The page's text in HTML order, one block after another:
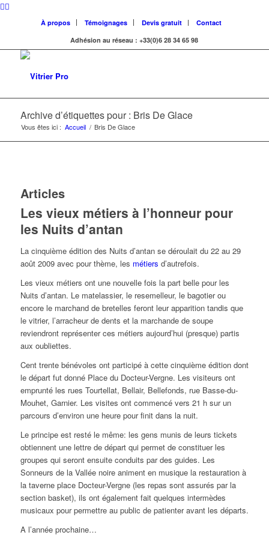
À propos Témoignages Devis gratuit
Contact
Adhésion au réseau : +33(0)6 28 34 65 98
Archive d’étiquettes pour : Bris De Glace
Vous êtes ici : Accueil / Bris De Glace
Articles
Les vieux métiers à l’honneur pour
les Nuits d’antan
La cinquième édition des Nuits d’antan se déroulait du 22 au 29
août 2009 avec pour thème, les métiers d’autrefois.
Les vieux métiers ont une nouvelle fois la part belle pour les
Nuits d’antan. Le matelassier, le resemelleur, le bagotier ou
encore le marchand de bretelles feront leur apparition tandis que
le vitrier, l’arracheur de dents et la marchande de soupe
reviendront représenter ces métiers aujourd’hui (presque) partis
aux oubliettes.
Cent trente bénévoles ont participé à cette cinquième édition dont
le départ fut donné Place du Docteur-Vergne. Les visiteurs ont
emprunté les rues Tourtellat, Bellair, Bellefonds, rue Basse-du-
Mouhet, Garnier. Les visites ont commencé vers 21 h sur un
parcours d’environ une heure pour finit dans la nuit.
Le principe est resté le même: les gens munis de leurs tickets
obtiennent une lettre de départ qui permet de constituer les
groupes qui seront ensuite conduits par des guides. Les
Sonneurs de la Vallée noire animent en musique la restauration à
la taverne place Docteur-Vergne (les repas sont assurés par la
section basket), ils ont également fait quelques intermèdes
musicaux pour permettre au public de patienter avant les départs.
A l’année prochaine…